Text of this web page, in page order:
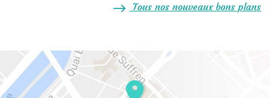
Tous nos nouveaux bons plans